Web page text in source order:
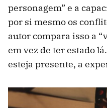
personagem” e a
por si mesmo os
autor compara isso a
em vez de ter estado
esteja presente, a